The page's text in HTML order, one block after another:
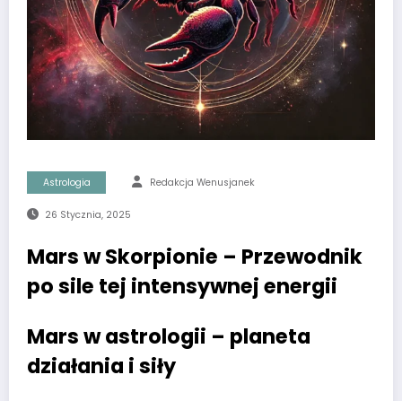
Astrologia Redakcja Wenusjanek
26 Stycznia, 2025
Mars w Skorpionie – Przewodnik
po sile tej intensywnej energii
Mars w astrologii – planeta
działania i siły